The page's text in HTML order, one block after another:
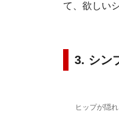
て、欲しい
3. シン
ヒップが隠